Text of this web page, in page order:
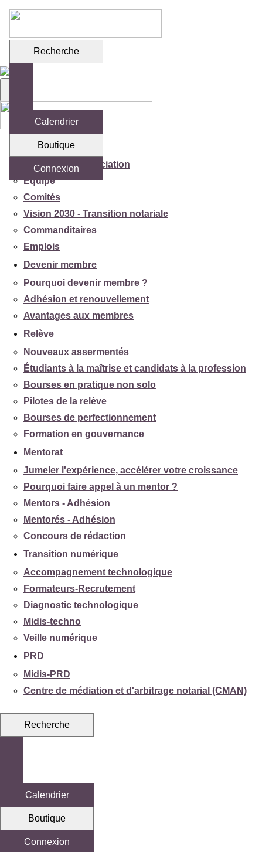
Recherche
Calendrier
Boutique
Connexion
Votre association
Mission de l'association
Équipe
Comités
Vision 2030 - Transition notariale
Commanditaires
Emplois
Devenir membre
Pourquoi devenir membre ?
Adhésion et renouvellement
Avantages aux membres
Relève
Nouveaux assermentés
Étudiants à la maîtrise et candidats à la profession
Bourses en pratique non solo
Pilotes de la relève
Bourses de perfectionnement
Formation en gouvernance
Mentorat
Jumeler l'expérience, accélérer votre croissance
Pourquoi faire appel à un mentor ?
Mentors - Adhésion
Mentorés - Adhésion
Concours de rédaction
Transition numérique
Accompagnement technologique
Formateurs-Recrutement
Diagnostic technologique
Midis-techno
Veille numérique
PRD
Midis-PRD
Centre de médiation et d'arbitrage notarial (CMAN)
Recherche
Calendrier
Boutique
Connexion